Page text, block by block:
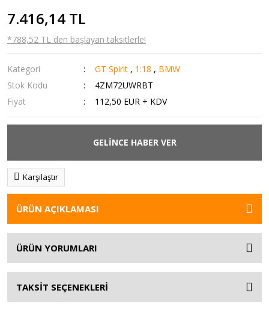
7.416,14 TL
*788,52 TL den başlayan taksitlerle!
Kategori GT Spirit , 1:18 , BMW
Stok Kodu
4ZM72UWRBT
Fiyat
112,50 EUR + KDV
GELİNCE HABER VER
Karşılaştır
ÜRÜN AÇIKLAMASI
ÜRÜN YORUMLARI
TAKSİT SEÇENEKLERİ